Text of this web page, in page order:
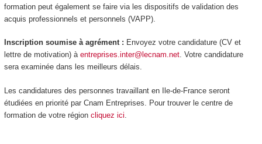
formation peut également se faire via les dispositifs de validation des
acquis professionnels et personnels (VAPP).
Inscription soumise à agrément : Envoyez votre candidature (CV et
lettre de motivation) à entreprises.inter@lecnam.net. Votre candidature
sera examinée dans les meilleurs délais.
Les candidatures des personnes travaillant en Ile-de-France seront
étudiées en priorité par Cnam Entreprises. Pour trouver le centre de
formation de votre région cliquez ici